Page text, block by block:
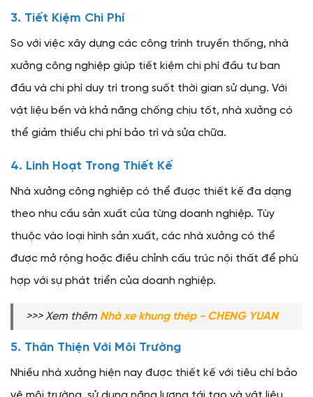
3. Tiết Kiệm Chi Phí
So với việc xây dựng các công trình truyền thống, nhà
xưởng công nghiệp giúp tiết kiệm chi phí đầu tư ban
đầu và chi phí duy trì trong suốt thời gian sử dụng. Với
vật liệu bền và khả năng chống chịu tốt, nhà xưởng có
thể giảm thiểu chi phí bảo trì và sửa chữa.
4. Linh Hoạt Trong Thiết Kế
Nhà xưởng công nghiệp có thể được thiết kế đa dạng
theo nhu cầu sản xuất của từng doanh nghiệp. Tùy
thuộc vào loại hình sản xuất, các nhà xưởng có thể
được mở rộng hoặc điều chỉnh cấu trúc nội thất để phù
hợp với sự phát triển của doanh nghiệp.
>>> Xem thêm Nhà xe khung thép - CHENG YUAN
5. Thân Thiện Với Môi Trường
Nhiều nhà xưởng hiện nay được thiết kế với tiêu chí bảo